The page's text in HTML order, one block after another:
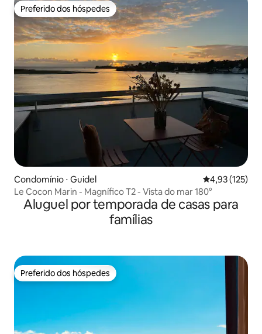
Preferido dos hóspedes
Preferido dos hóspedes
Condomínio ⋅ Guidel 4,93 de uma
4,93 (125)
Le Cocon Marin - Magnífico T2 - Vista do mar 180°
Aluguel por temporada de casas para
famílias
Preferido dos hóspedes
Preferido dos hóspedes